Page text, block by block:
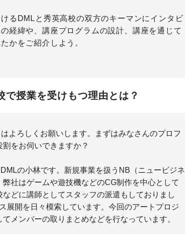
るDMLと秀英高校の双方のキーマンにインタビ
経緯や、講座プログラムの設計、講座を通じて
かをご紹介しよう。
で授業を受けもつ理由とは？
はよろしくお願いします。まずはみなさんのプロフ
をお伺いできますか？
DMLの小林です。新規事業を扱うNB（ニュービジネ
社はゲームや遊技機などのCG制作を中心として
どに講師としてスタッフの派遣もしておりまし
展開を日々模索しています。今回のアートプロジ
メンバーの取りまとめなどを行なっています。